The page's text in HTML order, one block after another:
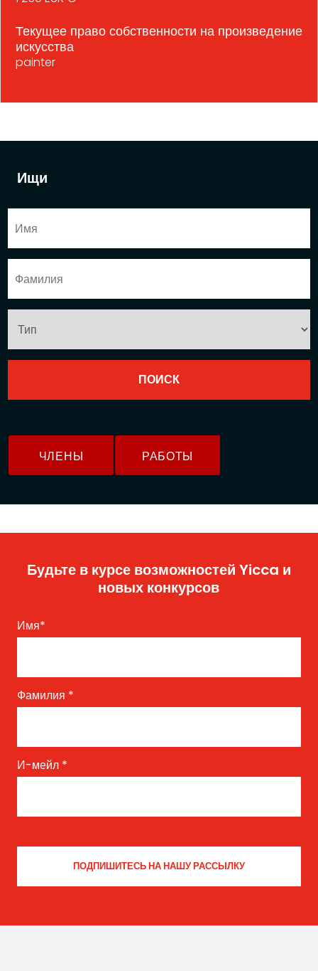
Ищи
ЧЛЕНЫ РАБОТЫ
Текущее право собственности на произведение
искусства
painter
Будьте в курсе возможностей Yicca и
новых конкурсов
Имя*
Фамилия *
И-мейл *